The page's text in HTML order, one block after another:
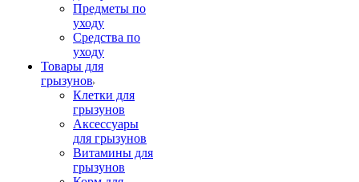
Предметы по
уходу
Средства по
уходу
Товары для
грызунов
Клетки для
грызунов
Аксессуары
для грызунов
Витамины для
грызунов